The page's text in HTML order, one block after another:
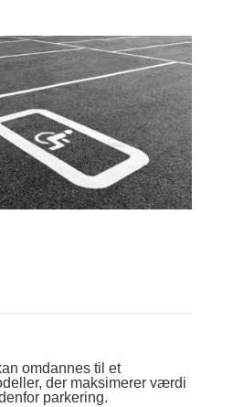
omdannes til et
der maksimerer værdi
parkering.